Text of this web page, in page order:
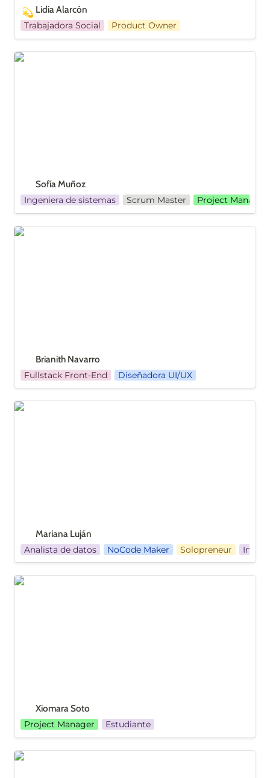
💫 Lidia Alarcón
Trabajadora Social Product Owner
Sofía Muñoz
Sofía Muñoz
Ingeniera de sistemas Scrum Master Project Manager
Brianith Navarro
Brianith Navarro
Fullstack Front-End Diseñadora UI/UX
Mariana Luján
Mariana Luján
Analista de datos NoCode Maker Solopreneur
Xiomara Soto
Xiomara Soto
Project Manager Estudiante
Maria Isabel Vivas Moncada